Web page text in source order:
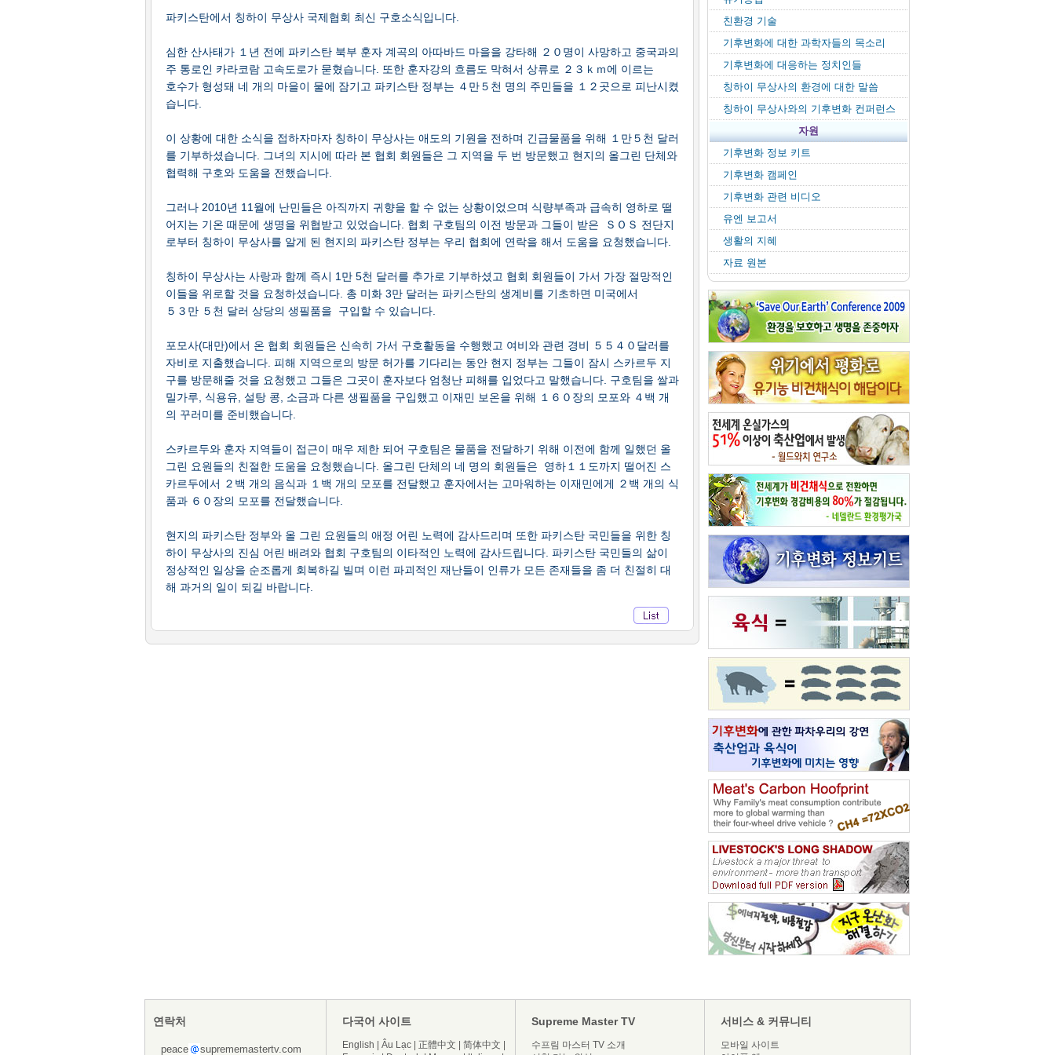
파키스탄에서 칭하이 무상사 국제협회 최신 구호소식입니다.
심한 산사태가 １년 전에 파키스탄 북부 훈자 계곡의 아따바드 마을을 강타해 ２０명이 사망하고 중국과의
주 통로인 카라코람 고속도로가 묻혔습니다. 또한 훈자강의 흐름도 막혀서 상류로 ２３ｋｍ에 이르는
호수가 형성돼 네 개의 마을이 물에 잠기고 파키스탄 정부는 ４만５천 명의 주민들을 １２곳으로 피난시켰
습니다.
이 상황에 대한 소식을 접하자마자 칭하이 무상사는 애도의 기원을 전하며 긴급물품을 위해 １만５천 달러
를 기부하셨습니다. 그녀의 지시에 따라 본 협회 회원들은 그 지역을 두 번 방문했고 현지의 올그린 단체와
협력해 구호와 도움을 전했습니다.
그러나 2010년 11월에 난민들은 아직까지 귀향을 할 수 없는 상황이었으며 식량부족과 급속히 영하로 떨
어지는 기온 때문에 생명을 위협받고 있었습니다. 협회 구호팀의 이전 방문과 그들이 받은 ＳＯＳ 전단지
로부터 칭하이 무상사를 알게 된 현지의 파키스탄 정부는 우리 협회에 연락을 해서 도움을 요청했습니다.
칭하이 무상사는 사랑과 함께 즉시 1만 5천 달러를 추가로 기부하셨고 협회 회원들이 가서 가장 절망적인
이들을 위로할 것을 요청하셨습니다. 총 미화 3만 달러는 파키스탄의 생계비를 기초하면 미국에서
５３만 ５천 달러 상당의 생필품을 구입할 수 있습니다.
포모사(대만)에서 온 협회 회원들은 신속히 가서 구호활동을 수행했고 여비와 관련 경비 ５５４０달러를
자비로 지출했습니다. 피해 지역으로의 방문 허가를 기다리는 동안 현지 정부는 그들이 잠시 스카르두 지
구를 방문해줄 것을 요청했고 그들은 그곳이 훈자보다 엄청난 피해를 입었다고 말했습니다. 구호팀을 쌀과
밀가루, 식용유, 설탕 콩, 소금과 다른 생필품을 구입했고 이재민 보온을 위해 １６０장의 모포와 ４백 개
의 꾸러미를 준비했습니다.
스카르두와 훈자 지역들이 접근이 매우 제한 되어 구호팀은 물품을 전달하기 위해 이전에 함께 일했던 올
그린 요원들의 친절한 도움을 요청했습니다. 올그린 단체의 네 명의 회원들은 영하１１도까지 떨어진 스
카르두에서 ２백 개의 음식과 １백 개의 모포를 전달했고 훈자에서는 고마워하는 이재민에게 ２백 개의 식
품과 ６０장의 모포를 전달했습니다.
현지의 파키스탄 정부와 올 그린 요원들의 애정 어린 노력에 감사드리며 또한 파키스탄 국민들을 위한 칭
하이 무상사의 진심 어린 배려와 협회 구호팀의 이타적인 노력에 감사드립니다. 파키스탄 국민들의 삶이
정상적인 일상을 순조롭게 회복하길 빌며 이런 파괴적인 재난들이 인류가 모든 존재들을 좀 더 친절히 대
해 과거의 일이 되길 바랍니다.
친환경 기술
기후변화에 대한 과학자들의 목소리
기후변화에 대응하는 정치인들
칭하이 무상사의 환경에 대한 말씀
칭하이 무상사와의 기후변화 컨퍼런스
자원
기후변화 정보 키트
기후변화 캠페인
기후변화 관련 비디오
유엔 보고서
생활의 지혜
자료 원본
연락처
peace suprememastertv.com
다국어 사이트
English | Âu Lạc | 正體中文 | 简体中文 |
Supreme Master TV
수프림 마스터 TV 소개
서비스 & 커뮤니티
모바일 사이트